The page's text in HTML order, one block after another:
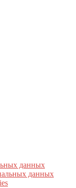
данных
данных